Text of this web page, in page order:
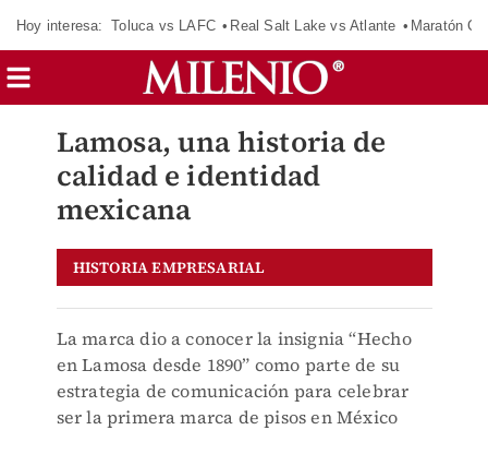
Hoy interesa: Toluca vs LAFC Real Salt Lake vs Atlante Maratón
Lamosa, una historia de
calidad e identidad
mexicana
HISTORIA EMPRESARIAL
La marca dio a conocer la insignia “Hecho
en Lamosa desde 1890” como parte de su
estrategia de comunicación para celebrar
ser la primera marca de pisos en México